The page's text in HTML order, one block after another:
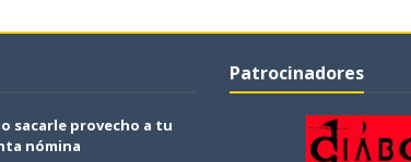
sacarle provecho a tu
nómina
Patrocinadores